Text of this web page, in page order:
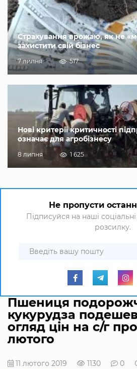
Страхування врожаю, як не
захистити свій бізнес
7 липня 517
Нові критерії критичності
означає для агробізнесу
8 липня 1 625
Не пропусти
Підписуйся на наші
розсилку.
Пшениця
кукурудза
огляд цін на с/г
лютого
11 лютого 2019 1130 0